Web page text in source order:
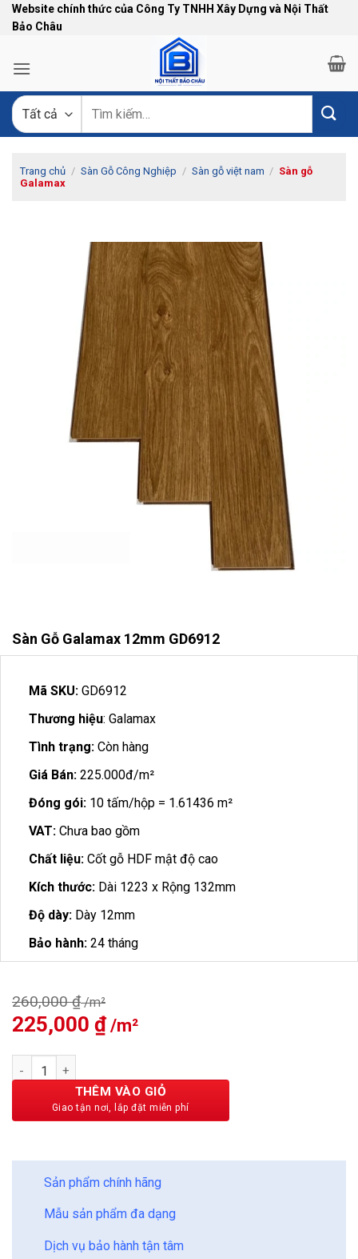
Bỏ
qua
dung
Website chính thức của Công Ty TNHH Xây Dựng và Nội Thất
Bảo Châu
kiếm:
Trang chủ / Sàn Gỗ Công Nghiệp / Sàn gỗ việt nam / Sàn gỗ
Galamax
Sàn Gỗ Galamax 12mm GD6912
Mã SKU: GD6912
Thương hiệu: Galamax
Tình trạng: Còn hàng
Giá Bán: 225.000đ/m²
Đóng gói: 10 tấm/hộp = 1.61436 m²
VAT: Chưa bao gồm
Chất liệu: Cốt gỗ HDF mật độ cao
Kích thước: Dài 1223 x Rộng 132mm
Độ dày: Dày 12mm
Bảo hành: 24 tháng
260,000₫
Giá
gốc
là:
260,000 ₫.
225,000 ₫
225,000 ₫.
Sàn Gỗ Galamax 12mm GD6912 số lượng
THÊM VÀO GIỎ
Sản phẩm chính hãng
Mẫu sản phẩm đa dạng
Dịch vụ bảo hành tận tâm